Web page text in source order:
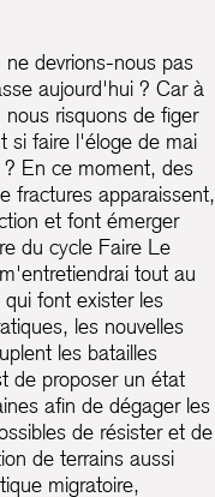
devrions-nous pas
aujourd'hui ? Car à
risquons de figer
si faire l'éloge de mai
En ce moment, des
fractures apparaissent,
et font émerger
du cycle Faire Le
tout au
font exister les
les nouvelles
les batailles
de proposer un état
afin de dégager les
de résister et de
de terrains aussi
migratoire,